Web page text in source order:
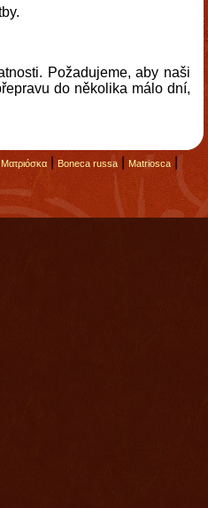
Požadujeme, aby naši
do několika málo dní,
Ματριόσκα Boneca russa Matriosca